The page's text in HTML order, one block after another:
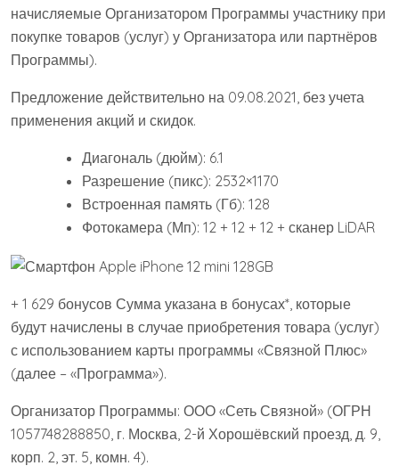
начисляемые Организатором Программы участнику при
покупке товаров (услуг) у Организатора или партнёров
Программы).
Предложение действительно на 09.08.2021, без учета
применения акций и скидок.
Диагональ (дюйм): 6.1
Разрешение (пикс): 2532×1170
Встроенная память (Гб): 128
Фотокамера (Мп): 12 + 12 + 12 + сканер LiDAR
+ 1 629 бонусов Сумма указана в бонусах*, которые
будут начислены в случае приобретения товара (услуг)
с использованием карты программы «Связной Плюс»
(далее – «Программа»).
Организатор Программы: ООО «Сеть Связной» (ОГРН
1057748288850, г. Москва, 2-й Хорошёвский проезд, д. 9,
корп. 2, эт. 5, комн. 4).